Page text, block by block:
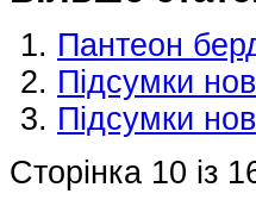
Пантеон
Підсумки
Підсумки
Сторінка 10 із